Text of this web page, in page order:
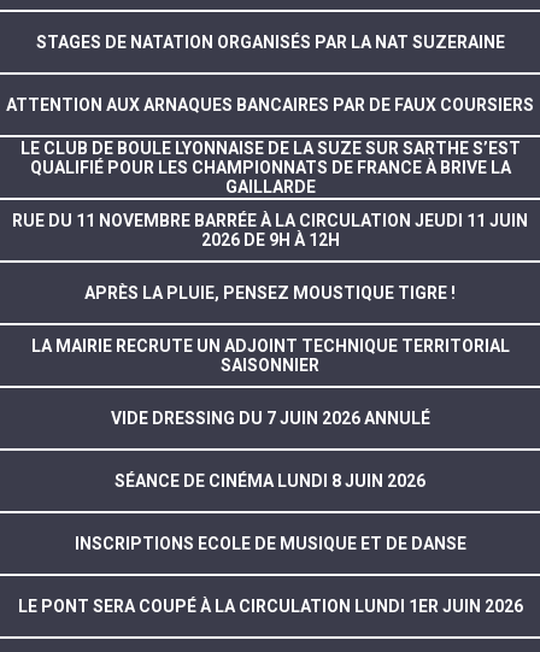
STAGES DE NATATION ORGANISÉS PAR LA NAT SUZERAINE
ATTENTION AUX ARNAQUES BANCAIRES PAR DE FAUX COURSIERS
LE CLUB DE BOULE LYONNAISE DE LA SUZE SUR SARTHE S’EST
QUALIFIÉ POUR LES CHAMPIONNATS DE FRANCE À BRIVE LA
GAILLARDE
RUE DU 11 NOVEMBRE BARRÉE À LA CIRCULATION JEUDI 11 JUIN
2026 DE 9H À 12H
APRÈS LA PLUIE, PENSEZ MOUSTIQUE TIGRE !
LA MAIRIE RECRUTE UN ADJOINT TECHNIQUE TERRITORIAL
SAISONNIER
VIDE DRESSING DU 7 JUIN 2026 ANNULÉ
SÉANCE DE CINÉMA LUNDI 8 JUIN 2026
INSCRIPTIONS ECOLE DE MUSIQUE ET DE DANSE
LE PONT SERA COUPÉ À LA CIRCULATION LUNDI 1ER JUIN 2026